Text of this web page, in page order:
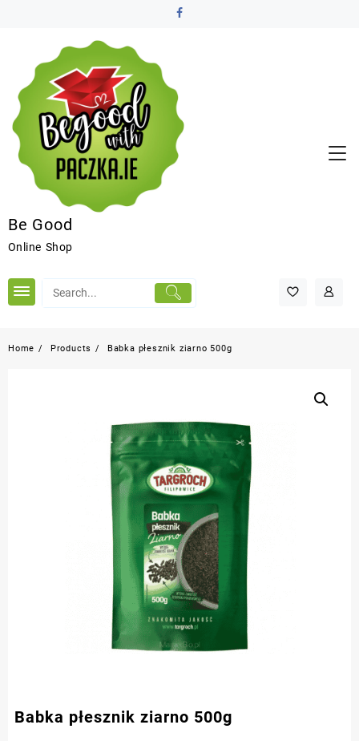
Be Good
Online Shop
Home Products Babka płesznik ziarno 500g
Babka płesznik ziarno 500g